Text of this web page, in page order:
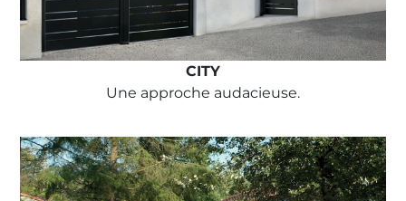
CITY
Une approche audacieuse.